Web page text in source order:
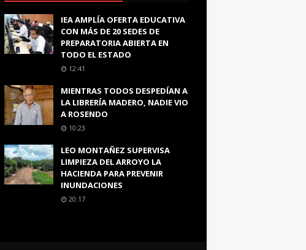
IEA AMPLÍA OFERTA EDUCATIVA
CON MÁS DE 20 SEDES DE
PREPARATORIA ABIERTA EN
TODO EL ESTADO
12:41
MIENTRAS TODOS DESPEDÍAN A
LA LIBRERÍA MADERO, NADIE VIO
A ROSENDO
10:23
LEO MONTAÑEZ SUPERVISA
LIMPIEZA DEL ARROYO LA
HACIENDA PARA PREVENIR
INUNDACIONES
20:17